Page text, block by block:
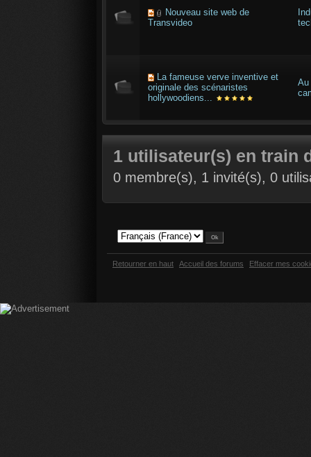
Nouveau site web de
Transvideo
La fameuse verve inventive et
originale des scénaristes
hollywoodiens...
Au
1 utilisateur(s) en train
0 membre(s), 1 invité(s), 0
Retourner en haut Accueil des forums Effacer mes